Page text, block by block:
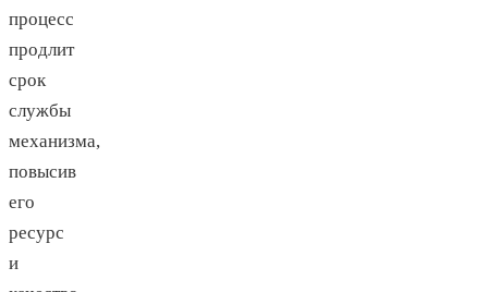
процесс
продлит
срок
службы
механизма,
повысив
его
ресурс
и